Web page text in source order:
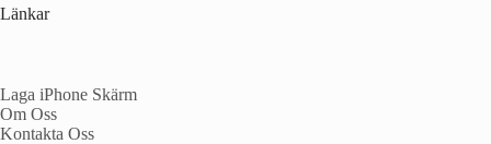
Länkar
Laga iPhone Skärm
Om Oss
Kontakta Oss